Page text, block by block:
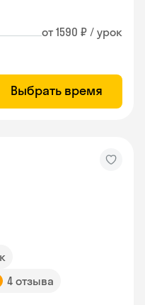
от 1590 ₽ / урок
Выбрать время
4 отзыва